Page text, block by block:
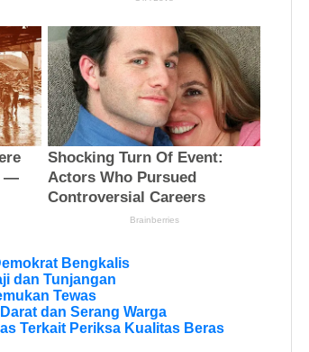
Bengkalis
dan Tunjangan
Tewas
dan Serang Warga
Terkait Periksa Kualitas Beras